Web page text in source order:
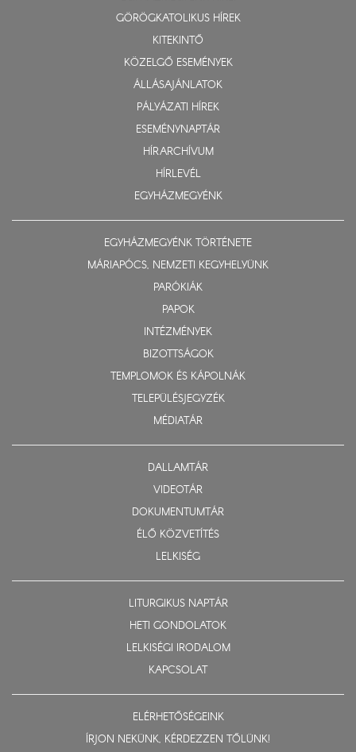
GÖRÖGKATOLIKUS HÍREK
KITEKINTŐ
KÖZELGŐ ESEMÉNYEK
ÁLLÁSAJÁNLATOK
PÁLYÁZATI HÍREK
ESEMÉNYNAPTÁR
HÍRARCHÍVUM
HÍRLEVÉL
EGYHÁZMEGYÉNK
EGYHÁZMEGYÉNK TÖRTÉNETE
MÁRIAPÓCS, NEMZETI KEGYHELYÜNK
PARÓKIÁK
PAPOK
INTÉZMÉNYEK
BIZOTTSÁGOK
TEMPLOMOK ÉS KÁPOLNÁK
TELEPÜLÉSJEGYZÉK
MÉDIATÁR
DALLAMTÁR
VIDEOTÁR
DOKUMENTUMTÁR
ÉLŐ KÖZVETÍTÉS
LELKISÉG
LITURGIKUS NAPTÁR
HETI GONDOLATOK
LELKISÉGI IRODALOM
KAPCSOLAT
ELÉRHETŐSÉGEINK
ÍRJON NEKÜNK, KÉRDEZZEN TŐLÜNK!